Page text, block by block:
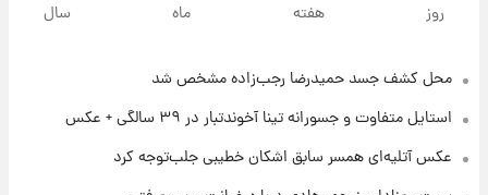
۱۶ ساعت پیش
روز هفته ماه سال
محل کشف جسد حمیدرضا رجب‌زاده مشخص شد
استایل متفاوت و جسورانه تینا آخوندتبار در ۳۹ سالگی + عکس
عکس‌ آتلیه‌ای همسر سابق اشکان خطیبی جلب‌توجه کرد